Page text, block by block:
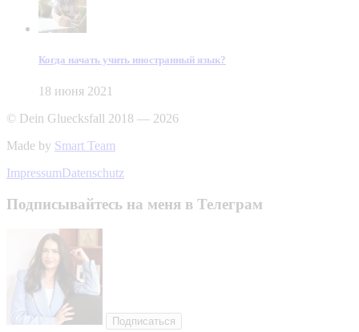
Когда начать учить иностранный язык?
18 июня 2021
© Dein Gluecksfall 2018 — 2026
Made by Smart Team
ImpressumDatenschutz
Подписывайтесь на меня в Телеграм
Подписаться